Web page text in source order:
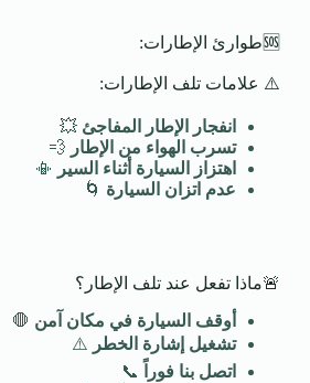
🆘طوارئ الإطارات:
⚠️ علامات تلف الإطارات:
انفجار الإطار المفاجئ 💥
تسرب الهواء من الإطار 💨
اهتزاز السيارة أثناء السير 📳
عدم اتزان السيارة 🌀
🚨ماذا تفعل عند تلف الإطار؟
أوقف السيارة في مكان آمن 🛑
تشغيل إشارة الخطر ⚠️
اتصل بنا فوراً
📞